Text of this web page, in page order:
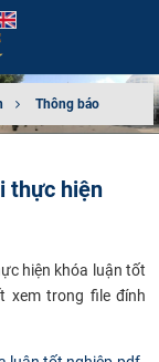
Thông báo
thực hiện
hiện khóa luận tốt
xem trong file đính